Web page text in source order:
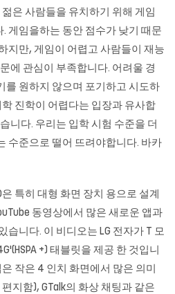
젊은 사람들을 유치하기 위해 게임
게임을하는 동안 점수가 낮기 때문
지만, 게임이 어렵고 사람들이 재능
에 관심이 부족합니다. 어려울 경
를 원하지 않으며 포기하고 시도하
진학이 어렵다는 입장과 유사합
니다. 우리는 입학 시험 수준을 더
수준으로 떨어 뜨려야합니다. 바카
특히 대형 화면 장치 용으로 설계
동영상에서 많은 새로운 앱과
습니다. 이 비디오는 LG 전자가 T 모
+) 태블릿을 제공 한 것입니
작은 4 인치 화면에서 많은 의미
지함), GTalk의 화상 채팅과 같은